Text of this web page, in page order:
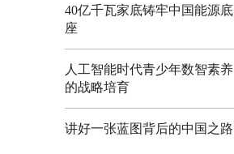
40亿千瓦家底铸牢中国能源底
座
人工智能时代青少年数智素养
的战略培育
讲好一张蓝图背后的中国之路